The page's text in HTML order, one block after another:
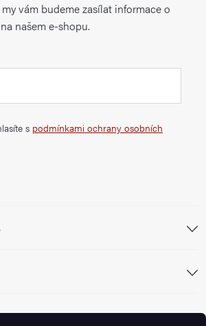
vám budeme zasílat informace o
našem e-shopu.
s podmínkami ochrany osobních
Sledujte nás